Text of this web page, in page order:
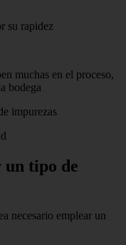
su rapidez
muchas en el proceso,
bodega
impurezas
un tipo de
necesario emplear un